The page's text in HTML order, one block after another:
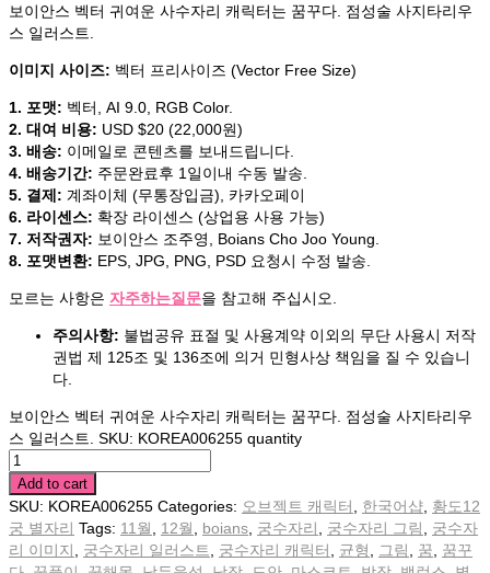
보이안스 벡터 귀여운 사수자리 캐릭터는 꿈꾸다. 점성술 사지타리우
스 일러스트.
이미지 사이즈: 벡터 프리사이즈 (Vector Free Size)
1. 포맷: 벡터, AI 9.0, RGB Color.
2. 대여 비용: USD $20 (22,000원)
3. 배송: 이메일로 콘텐츠를 보내드립니다.
4. 배송기간: 주문완료후 1일이내 수동 발송.
5. 결제: 계좌이체 (무통장입금), 카카오페이
6. 라이센스: 확장 라이센스 (상업용 사용 가능)
7. 저작권자: 보이안스 조주영, Boians Cho Joo Young.
8. 포맷변환: EPS, JPG, PNG, PSD 요청시 수정 발송.
모르는 사항은 자주하는질문을 참고해 주십시오.
주의사항: 불법공유 표절 및 사용계약 이외의 무단 사용시 저작
권법 제 125조 및 136조에 의거 민형사상 책임을 질 수 있습니
다.
보이안스 벡터 귀여운 사수자리 캐릭터는 꿈꾸다. 점성술 사지타리우
스 일러스트. SKU: KOREA006255 quantity
Add to cart
SKU: KOREA006255 Categories: 오브젝트 캐릭터 한국어샵 황도12
궁 별자리 Tags: 11월 12월 boians 궁수자리 궁수자리 그림
궁수자
리 이미지
궁수자리 일러스트 궁수자리 캐릭터 균형 그림 꿈
꿈꾸